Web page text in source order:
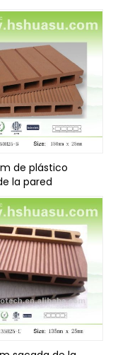
de plástico
la pared